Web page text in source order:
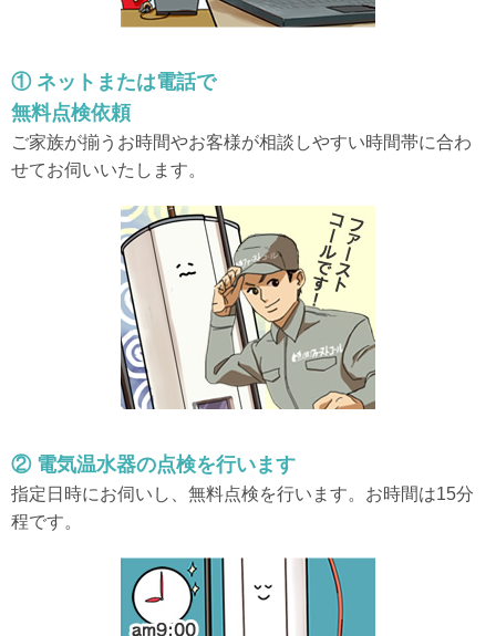
① ネットまたは電話で
無料点検依頼
ご家族が揃うお時間やお客様が相談しやすい時間帯に合わ
せてお伺いいたします。
② 電気温水器の点検を行います
指定日時にお伺いし、無料点検を行います。お時間は15分
程です。